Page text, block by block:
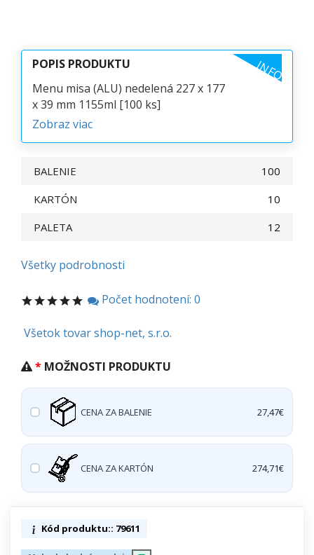
POPIS PRODUKTU INFO
Menu misa (ALU) nedelená 227 x 177
x 39 mm 1155ml [100 ks]
Zobraz viac
BALENIE
100
KARTÓN
10
PALETA
12
Všetky podrobnosti
Počet hodnotení: 0
Všetok tovar shop-net, s.r.o.
MOŽNOSTI PRODUKTU
CENA ZA BALENIE 27,47€
CENA ZA KARTÓN 274,71€
Kód produktu:: 79611